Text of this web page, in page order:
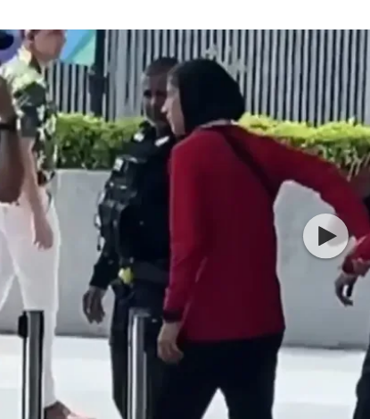
אביב
שבע
ליגה סינית
ליגה ברזילאית
ליגות נוספות